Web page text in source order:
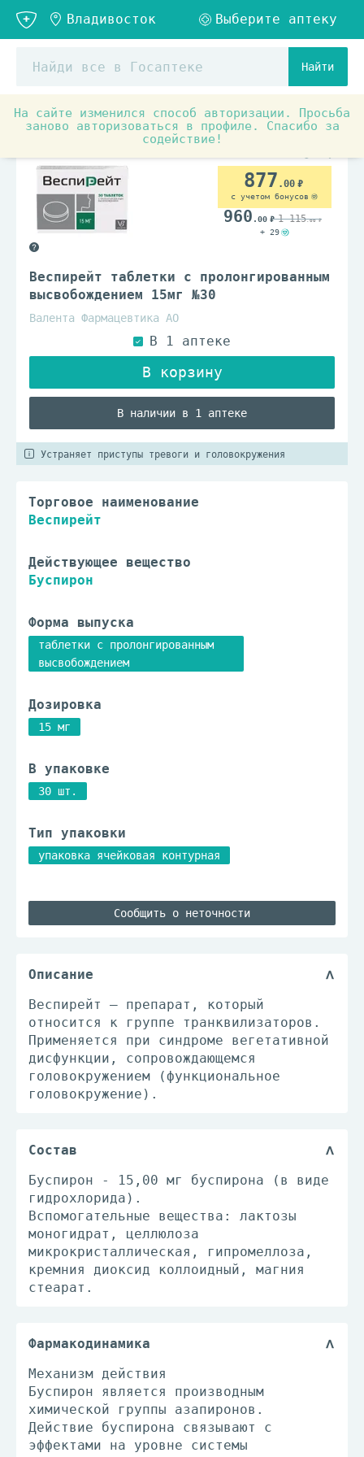
Найти
На сайте изменился способ авторизации. Просьба
заново авторизоваться в профиле. Спасибо за
содействие!
Аптечные товары Препараты при заболеваниях
Веспирейт таблетки с пролонгированным
высвобождением 15мг №30
Валента Фармацевтика АО
В наличии в 1 аптеке
877 .00
с учетом бонусов
960 .00 1 115.00
+ 29
Устраняет приступы тревоги и головокружения
Торговое наименование
Веспирейт
Действующее вещество
Буспирон
Форма выпуска
таблетки с пролонгированным
высвобождением
Дозировка
15 мг
В упаковке
30 шт.
Тип упаковки
упаковка ячейковая контурная
Сообщить о неточности
Описание
Веспирейт – препарат, который
относится к группе транквилизаторов.
Применяется при синдроме вегетативной
дисфункции, сопровождающемся
головокружением (функциональное
головокружение).
Состав
Буспирон - 15,00 мг буспирона (в виде
гидрохлорида).
Вспомогательные вещества: лактозы
моногидрат, целлюлоза
микрокристаллическая, гипромеллоза,
кремния диоксид коллоидный, магния
стеарат.
Фармакодинамика
Механизм действия
Буспирон является производным
химической группы азапиронов.
Действие буспирона связывают с
эффектами на уровне системы